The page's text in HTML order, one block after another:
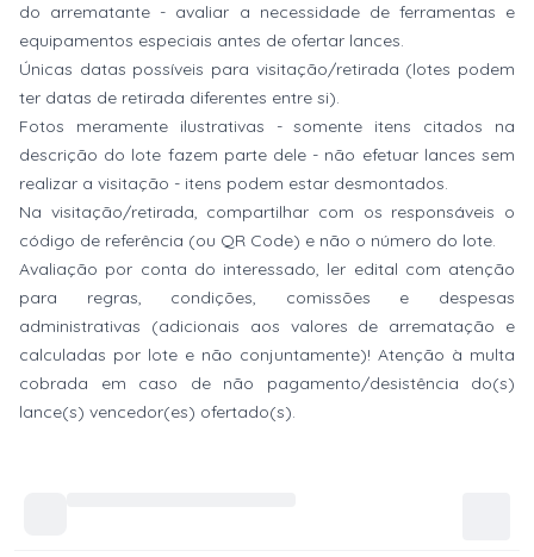
do arrematante - avaliar a necessidade de ferramentas e
equipamentos especiais antes de ofertar lances.
Únicas datas possíveis para visitação/retirada (lotes podem
ter datas de retirada diferentes entre si).
Fotos meramente ilustrativas - somente itens citados na
descrição do lote fazem parte dele - não efetuar lances sem
realizar a visitação - itens podem estar desmontados.
Na visitação/retirada, compartilhar com os responsáveis o
código de referência (ou QR Code) e não o número do lote.
Avaliação por conta do interessado, ler edital com atenção
para regras, condições, comissões e despesas
administrativas (adicionais aos valores de arrematação e
calculadas por lote e não conjuntamente)! Atenção à multa
cobrada em caso de não pagamento/desistência do(s)
lance(s) vencedor(es) ofertado(s).